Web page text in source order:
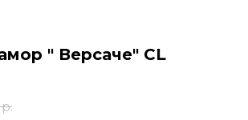
" Версаче" CL
р.